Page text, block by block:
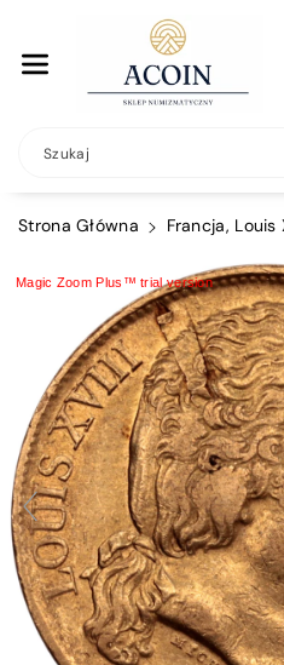
Szukaj
Strona Główna Francja, Louis
Magic Zoom Plus™ trial version